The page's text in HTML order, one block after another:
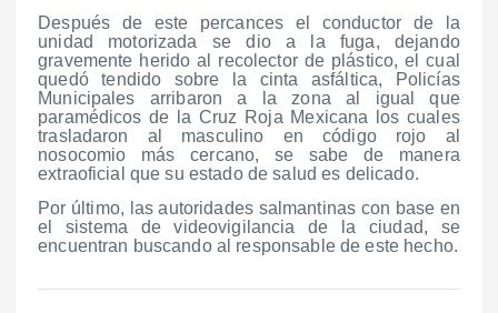
Después de este percances el conductor de la
unidad motorizada se dio a la fuga, dejando
gravemente herido al recolector de plástico, el cual
quedó tendido sobre la cinta asfáltica, Policías
Municipales arribaron a la zona al igual que
paramédicos de la Cruz Roja Mexicana los cuales
trasladaron al masculino en código rojo al
nosocomio más cercano, se sabe de manera
extraoficial que su estado de salud es delicado.
Por último, las autoridades salmantinas con base en
el sistema de videovigilancia de la ciudad, se
encuentran buscando al responsable de este hecho.